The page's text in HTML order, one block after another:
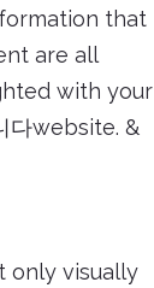
that
are all
with your
다website. &
only visually